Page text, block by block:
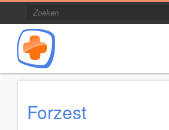
Forzest